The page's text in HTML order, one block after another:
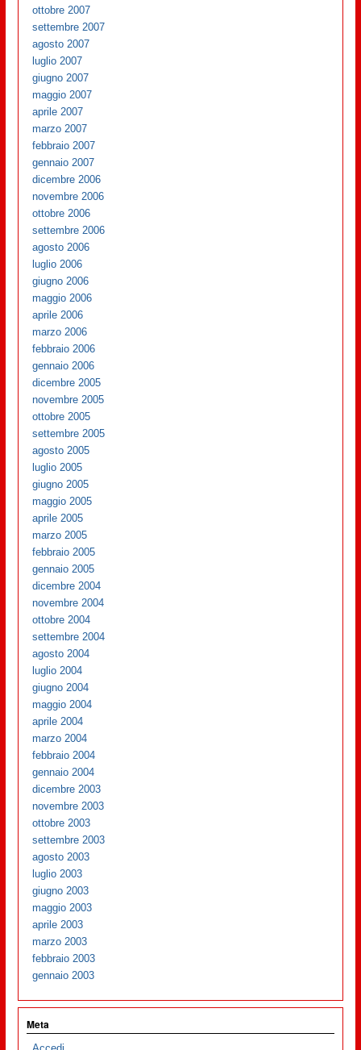
ottobre 2007
settembre 2007
agosto 2007
luglio 2007
giugno 2007
maggio 2007
aprile 2007
marzo 2007
febbraio 2007
gennaio 2007
dicembre 2006
novembre 2006
ottobre 2006
settembre 2006
agosto 2006
luglio 2006
giugno 2006
maggio 2006
aprile 2006
marzo 2006
febbraio 2006
gennaio 2006
dicembre 2005
novembre 2005
ottobre 2005
settembre 2005
agosto 2005
luglio 2005
giugno 2005
maggio 2005
aprile 2005
marzo 2005
febbraio 2005
gennaio 2005
dicembre 2004
novembre 2004
ottobre 2004
settembre 2004
agosto 2004
luglio 2004
giugno 2004
maggio 2004
aprile 2004
marzo 2004
febbraio 2004
gennaio 2004
dicembre 2003
novembre 2003
ottobre 2003
settembre 2003
agosto 2003
luglio 2003
giugno 2003
maggio 2003
aprile 2003
marzo 2003
febbraio 2003
gennaio 2003
Meta